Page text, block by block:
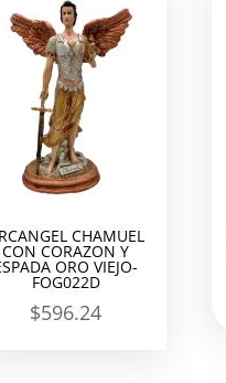
CHAMUEL
CON CORAZON Y
ORO VIEJO-
FOG022D
$596.24